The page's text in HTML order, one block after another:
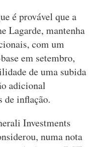
é provável que a
Lagarde, mantenha
com um
em setembro,
de uma subida
adicional
de inflação.
Investments
numa nota